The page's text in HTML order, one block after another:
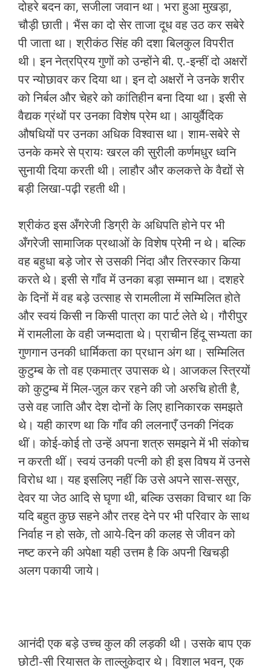
दोहरे बदन का, सजीला जवान था। भरा हुआ मुखड़ा,
चौड़ी छाती। भैंस का दो सेर ताजा दूध वह उठ कर सबेरे
पी जाता था। श्रीकंठ सिंह की दशा बिलकुल विपरीत
थी। इन नेत्रप्रिय गुणों को उन्होंने बी. ए.-इन्हीं दो अक्षरों
पर न्योछावर कर दिया था। इन दो अक्षरों ने उनके शरीर
को निर्बल और चेहरे को कांतिहीन बना दिया था। इसी से
वैद्यक ग्रंथों पर उनका विशेष प्रेम था। आयुर्वैदिक
औषधियों पर उनका अधिक विश्वास था। शाम-सबेरे से
उनके कमरे से प्रायः खरल की सुरीली कर्णमधुर ध्वनि
सुनायी दिया करती थी। लाहौर और कलकत्ते के वैद्यों से
बड़ी लिखा-पढ़ी रहती थी।
श्रीकंठ इस अँगरेजी डिग्री के अधिपति होने पर भी
अँगरेजी सामाजिक प्रथाओं के विशेष प्रेमी न थे। बल्कि
वह बहुधा बड़े जोर से उसकी निंदा और तिरस्कार किया
करते थे। इसी से गाँव में उनका बड़ा सम्मान था। दशहरे
के दिनों में वह बड़े उत्साह से रामलीला में सम्मिलित होते
और स्वयं किसी न किसी पात्रा का पार्ट लेते थे। गौरीपुर
में रामलीला के वही जन्मदाता थे। प्राचीन हिंदू सभ्यता का
गुणगान उनकी धार्मिकता का प्रधान अंग था। सम्मिलित
कुटुम्ब के तो वह एकमात्र उपासक थे। आजकल स्त्रियों
को कुटुम्ब में मिल-जुल कर रहने की जो अरुचि होती है,
उसे वह जाति और देश दोनों के लिए हानिकारक समझते
थे। यही कारण था कि गाँव की ललनाएँ उनकी निंदक
थीं। कोई-कोई तो उन्हें अपना शत्रु समझने में भी संकोच
न करती थीं। स्वयं उनकी पत्नी को ही इस विषय में उनसे
विरोध था। यह इसलिए नहीं कि उसे अपने सास-ससुर,
देवर या जेठ आदि से घृणा थी, बल्कि उसका विचार था कि
यदि बहुत कुछ सहने और तरह देने पर भी परिवार के साथ
निर्वाह न हो सके, तो आये-दिन की कलह से जीवन को
नष्ट करने की अपेक्षा यही उत्तम है कि अपनी खिचड़ी
अलग पकायी जाये।
आनंदी एक बड़े उच्च कुल की लड़की थी। उसके बाप एक
छोटी-सी रियासत के ताल्लुकेदार थे। विशाल भवन, एक